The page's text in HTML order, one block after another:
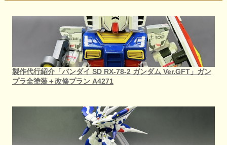
製作代行紹介「バンダイ SD RX-78-2 ガンダム Ver.GFT」ガン
プラ全塗装＋改修プラン A4271